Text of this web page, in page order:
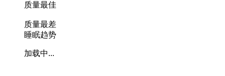
质量最佳
质量最差
睡眠趋势
加载中...